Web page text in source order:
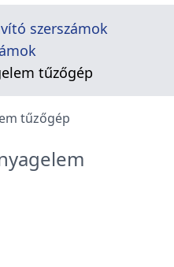
szerszámok
tűzőgép